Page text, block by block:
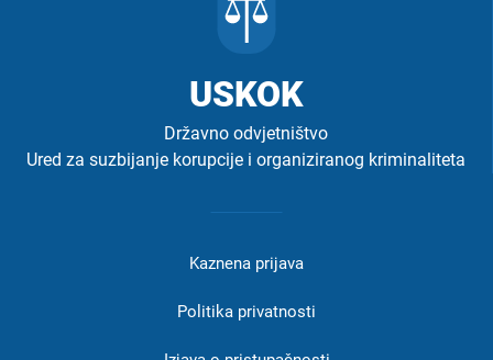
USKOK
Državno odvjetništvo
Ured za suzbijanje korupcije i organiziranog kriminaliteta
Kaznena prijava
Politika privatnosti